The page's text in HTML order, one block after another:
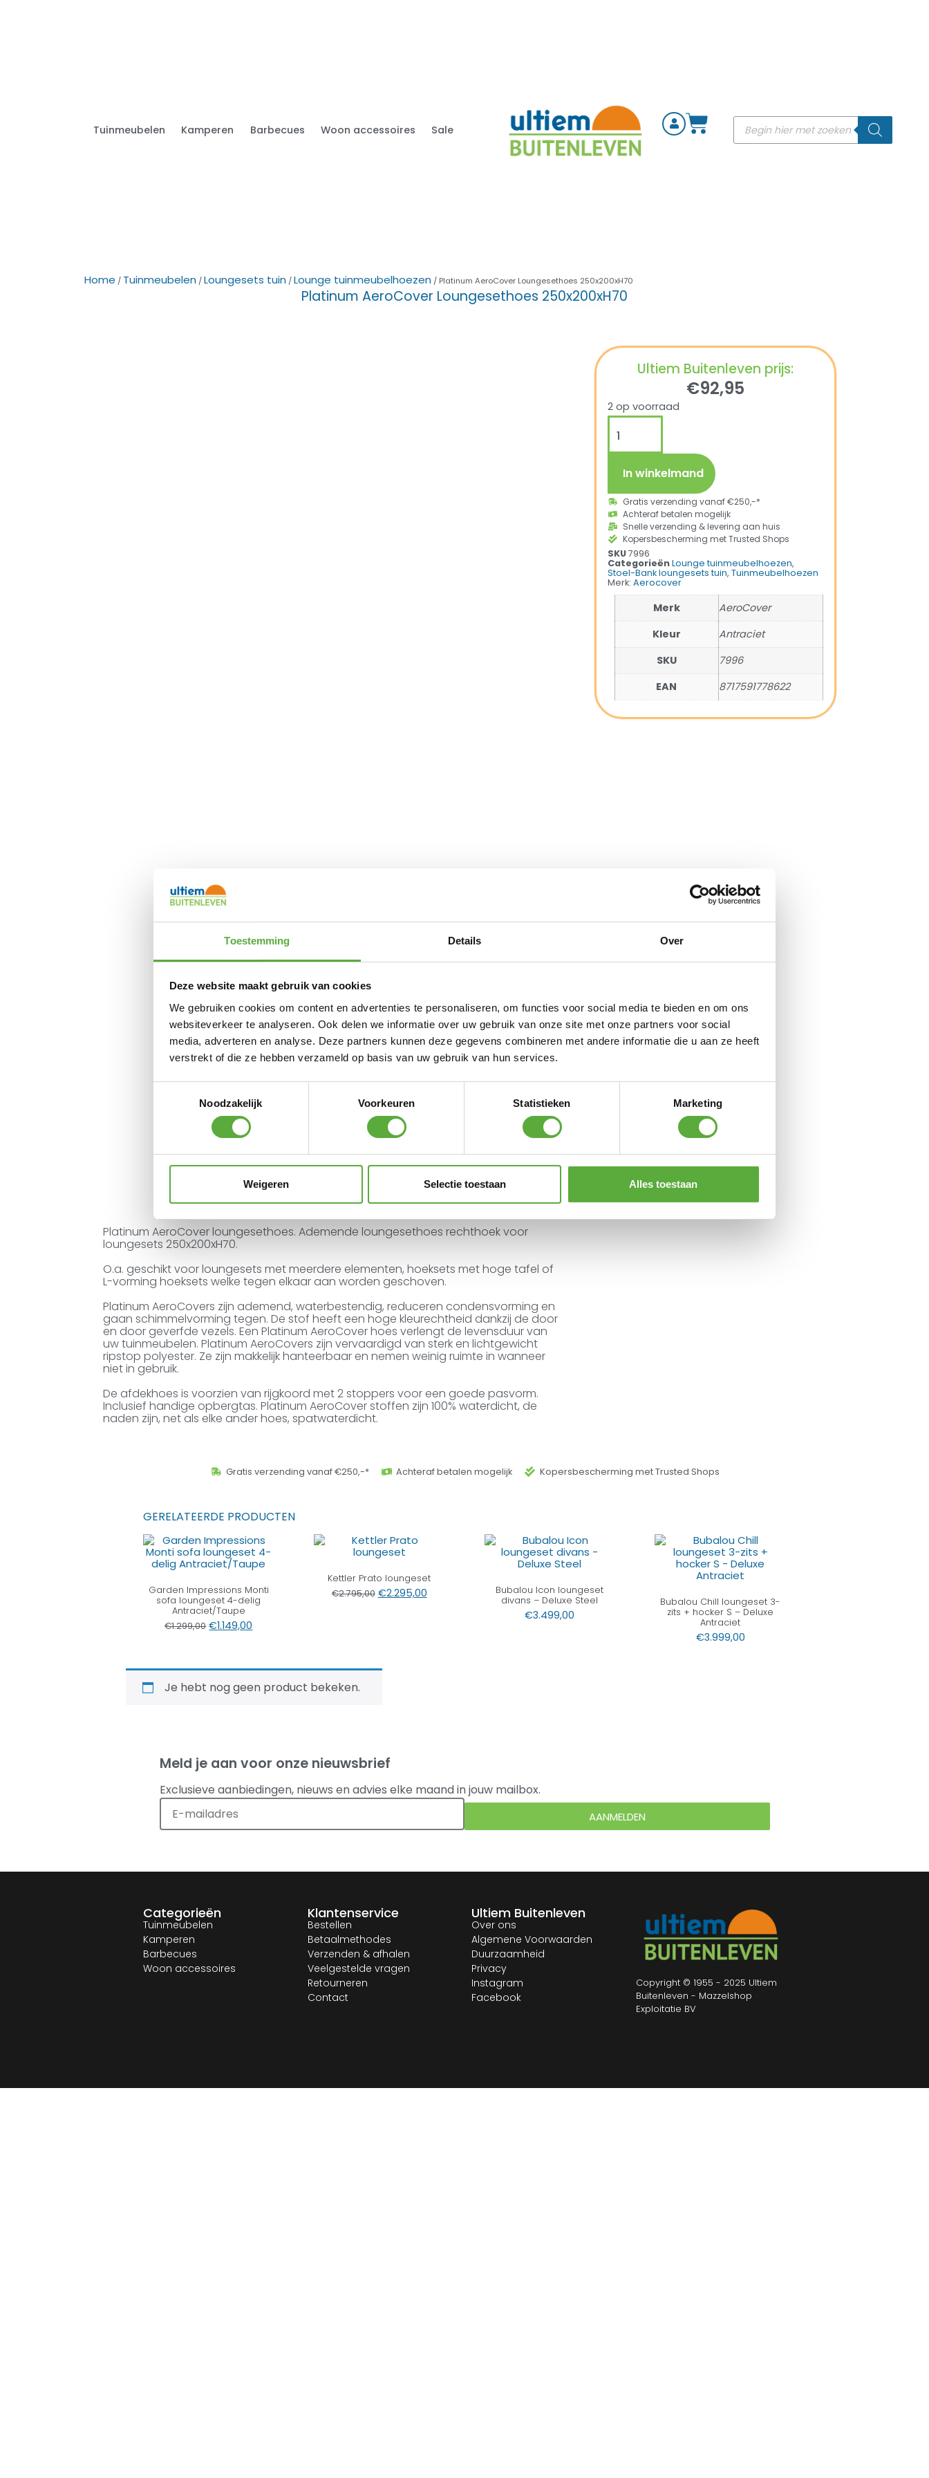
Toestemming Details Over
Deze website maakt gebruik van cookies
We gebruiken cookies om content en advertenties te personaliseren, om functies voor social media te bieden en om ons
websiteverkeer te analyseren. Ook delen we informatie over uw gebruik van onze site met onze partners voor social
media, adverteren en analyse. Deze partners kunnen deze gegevens combineren met andere informatie die u aan ze heeft
verstrekt of die ze hebben verzameld op basis van uw gebruik van hun services.
Noodzakelijk
Voorkeuren Statistieken Marketing
Weigeren Selectie toestaan Alles toestaan
Tuinmeubelen Kamperen Barbecues Woon accessoires Sale
Home / Tuinmeubelen /Loungesets tuin /Lounge tuinmeubelhoezen / Platinum AeroCover Loungesethoes 250x200xH70
Platinum AeroCover Loungesethoes 250x200xH70
Platinum AeroCover loungesethoes. Ademende loungesethoes rechthoek voor
loungesets 250x200xH70.
O.a. geschikt voor loungesets met meerdere elementen, hoeksets met hoge tafel of
L-vorming hoeksets welke tegen elkaar aan worden geschoven.
Platinum AeroCovers zijn ademend, waterbestendig, reduceren condensvorming en
gaan schimmelvorming tegen. De stof heeft een hoge kleurechtheid dankzij de door
en door geverfde vezels. Een Platinum AeroCover hoes verlengt de levensduur van
uw tuinmeubelen. Platinum AeroCovers zijn vervaardigd van sterk en lichtgewicht
ripstop polyester. Ze zijn makkelijk hanteerbaar en nemen weinig ruimte in wanneer
niet in gebruik.
De afdekhoes is voorzien van rijgkoord met 2 stoppers voor een goede pasvorm.
Inclusief handige opbergtas. Platinum AeroCover stoffen zijn 100% waterdicht, de
naden zijn, net als elke ander hoes, spatwaterdicht.
Ultiem Buitenleven prijs:
€92,95
2 op voorraad
In winkelmand
Gratis verzending vanaf €250,-*
Achteraf betalen mogelijk
Snelle verzending & levering aan huis
Kopersbescherming met Trusted Shops
SKU7996
CategorieënLounge tuinmeubelhoezen,
Stoel-Bank loungesets tuin, Tuinmeubelhoezen
Merk: Aerocover
Merk
AeroCover
Kleur
Antraciet
SKU
7996
EAN
8717591778622
Gratis verzending vanaf €250,-* Achteraf betalen mogelijk Kopersbescherming met Trusted Shops
GERELATEERDE PRODUCTEN
Garden Impressions Monti
sofa loungeset 4-delig
Antraciet/Taupe
€1.299,00 €1.149,00
Kettler Prato loungeset
€2.795,00 €2.295,00
Bubalou Icon loungeset
divans – Deluxe Steel
€3.499,00
Bubalou Chill loungeset 3-
zits + hocker S – Deluxe
Antraciet
€3.999,00
Je hebt nog geen product bekeken.
Meld je aan voor onze nieuwsbrief
Exclusieve aanbiedingen, nieuws en advies elke maand in jouw mailbox.
AANMELDEN
Categorieën
Tuinmeubelen
Kamperen
Barbecues
Woon accessoires
Klantenservice
Bestellen
Betaalmethodes
Verzenden & afhalen
Veelgestelde vragen
Retourneren
Contact
Ultiem Buitenleven
Over ons
Algemene Voorwaarden
Duurzaamheid
Privacy
Instagram
Facebook
Copyright © 1955 - 2025 Ultiem
Buitenleven - Mazzelshop
Exploitatie BV